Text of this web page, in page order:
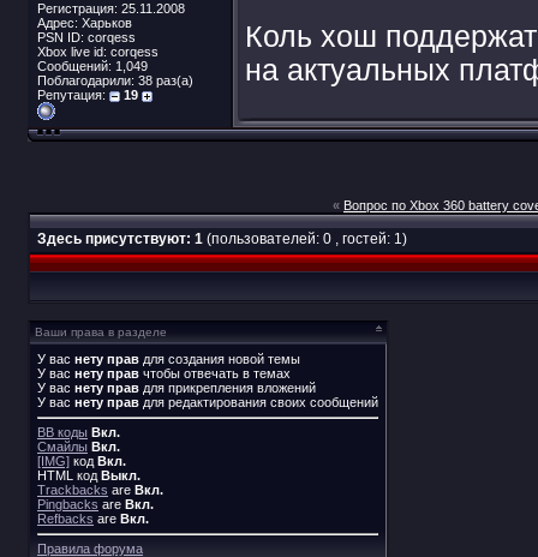
Регистрация: 25.11.2008
Адрес: Харьков
PSN ID: corqess
Xbox live id: corqess
Сообщений: 1,049
Поблагодарили: 38 раз(а)
Репутация:
19
Коль хош
на актуальных
« Вопрос по Xbox 360 battery
Здесь присутствуют: 1 (пользователей: 0 , гостей: 1)
Ваши права в разделе
У вас нету прав для создания новой темы
У вас нету прав чтобы отвечать в темах
У вас нету прав для прикрепления вложений
У вас нету прав для редактирования своих сообщений
BB коды Вкл.
Смайлы Вкл.
[IMG] код Вкл.
HTML код Выкл.
Trackbacks are Вкл.
Pingbacks are Вкл.
Refbacks are Вкл.
Правила форума